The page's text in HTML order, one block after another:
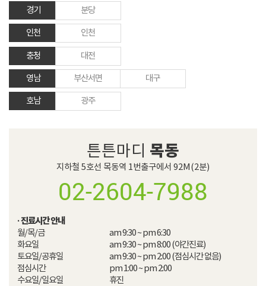
경기 분당
인천 인천
충청 대전
영남 부산서면 대구
호남 광주
튼튼마디 목동
지하철 5호선 목동역 1번출구에서 92M(2분)
02-2604-7988
· 진료시간 안내
월/목/금
화요일
토요일/공휴일
점심시간
수요일/일요일
am 9:30 ~ pm 6:30
am 9:30 ~ pm 8:00 (야간진료)
am 9:30 ~ pm 2:00 (점심시간 없음)
pm 1:00 ~ pm 2:00​
휴진